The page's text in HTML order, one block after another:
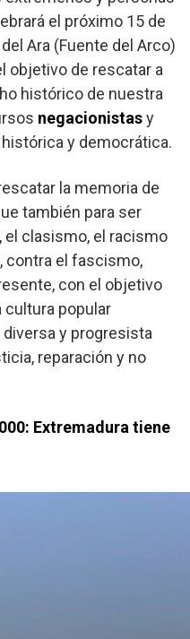
el próximo 15 de
Ara (Fuente del Arco)
objetivo de rescatar a
histórico de nuestra
negacionistasy
y democrática.
la memoria de
también para ser
clasismo, el racismo
contra el fascismo,
con el objetivo
popular
y progresista
reparación y no
Extremadura tiene